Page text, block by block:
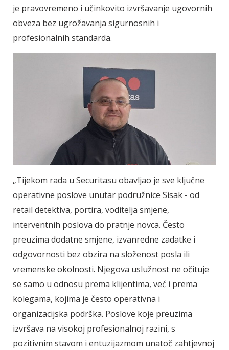
je pravovremeno i učinkovito izvršavanje ugovornih
obveza bez ugrožavanja sigurnosnih i
profesionalnih standarda.
„Tijekom rada u Securitasu obavljao je sve ključne
operativne poslove unutar podružnice Sisak - od
retail detektiva, portira, voditelja smjene,
interventnih poslova do pratnje novca. Često
preuzima dodatne smjene, izvanredne zadatke i
odgovornosti bez obzira na složenost posla ili
vremenske okolnosti. Njegova uslužnost ne očituje
se samo u odnosu prema klijentima, već i prema
kolegama, kojima je često operativna i
organizacijska podrška. Poslove koje preuzima
izvršava na visokoj profesionalnoj razini, s
pozitivnim stavom i entuzijazmom unatoč zahtjevnoj